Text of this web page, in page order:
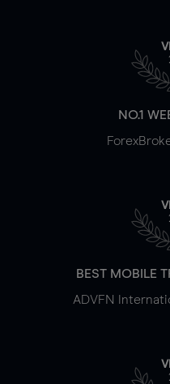
NO.1
BEST MOBILE
ADVFN